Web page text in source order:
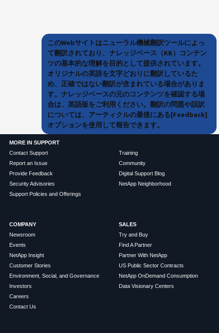
このWebサイトはニューラル機械翻訳ツールによっ
て翻訳されており、ナレッジベース（KB）コンテン
ツの基本的な理解を目的として提供されています。
オリジナルの英語を文字どおりに翻訳しているた
め、正確ではない翻訳が含まれている場合がありま
す。ナレッジベースの元のコンテンツを確認する場
合は、英語版をご利用ください。翻訳の問題や誤訳
については、アーティクルの最後にある[Feedback]
オプションを使用して報告できます。
MORE IN SUPPORT
Contact Support
Report an Issue
Provide Feedback
Security Advisories
Support Policies and Offerings
Training
Community
Digital Support Blog
NetApp Neighborhood
COMPANY
Newsroom
Events
NetApp Insight
Customer Stories
Environment, Social, and Governance
Investors
Careers
Contact Us
SALES
Try and Buy
Find A Partner
Partner With NetApp
US Public Sector Contracts
NetApp OnDemand Consumption
Data Visionary Centers